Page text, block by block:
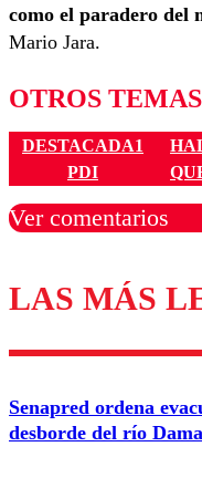
como el paradero del
Mario Jara.
OTROS
DESTACADA1
PDI
Ver comentarios
Los comentarios
Correo
LAS MÁS
Senapred ordena
desborde del río